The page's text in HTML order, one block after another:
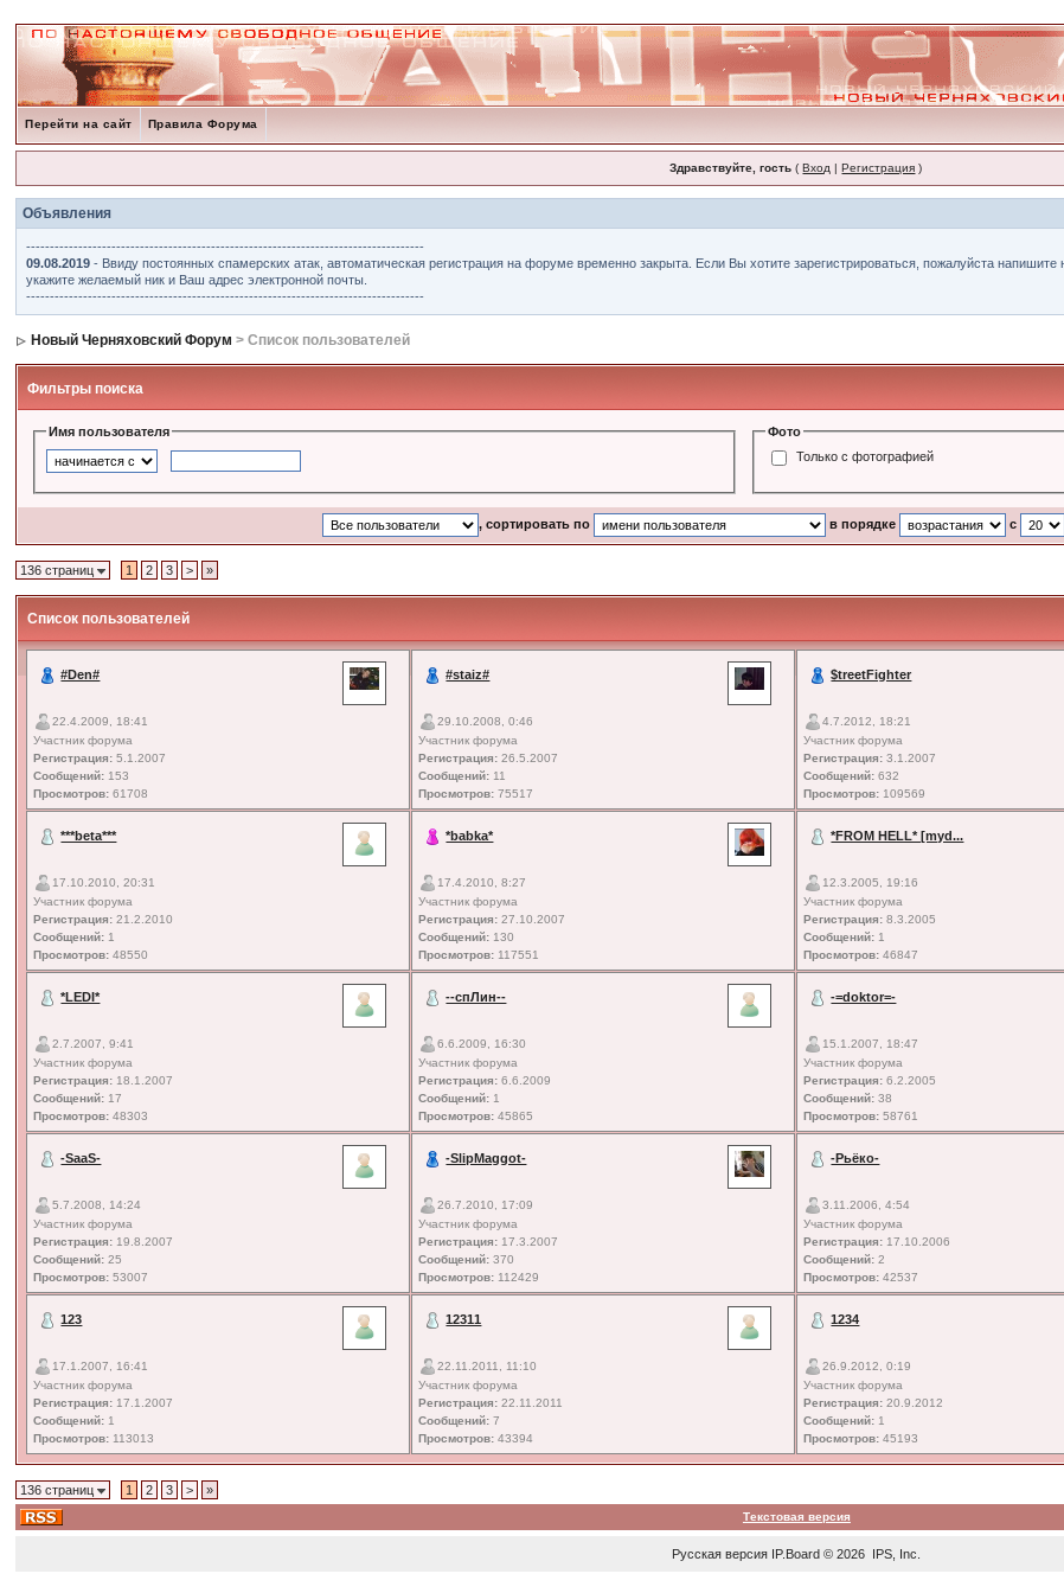
Перейти на сайт Правила Форума
Здравствуйте, гость (Вход |Регистрация )
Объявления
------------------------------------------------------------------------------------
09.08.2019 - Ввиду постоянных спамерских атак, автоматическая регистрация на форуме временно закрыта. Если Вы хотите зарегистрироваться, пожалуйста
укажите желаемый ник и Ваш адрес электронной почты.
------------------------------------------------------------------------------------
Новый Черняховский Форум > Список пользователей
Фильтры поиска
Имя пользователя
Фото
Только с фотографией
, сортировать по в порядке с
136 страниц 1 2 3 > »
Список пользователей
#Den#
22.4.2009, 18:41
Участник форума
Регистрация: 5.1.2007
Сообщений: 153
Просмотров: 61708
#staiz#
29.10.2008, 0:46
Участник форума
Регистрация: 26.5.2007
Сообщений: 11
Просмотров: 75517
$treetFighter
4.7.2012, 18:21
Участник форума
Регистрация: 3.1.2007
Сообщений: 632
Просмотров: 109569
***beta***
17.10.2010, 20:31
Участник форума
Регистрация: 21.2.2010
Сообщений: 1
Просмотров: 48550
*babka*
17.4.2010, 8:27
Участник форума
Регистрация: 27.10.2007
Сообщений: 130
Просмотров: 117551
*FROM HELL* [myd...
12.3.2005, 19:16
Участник форума
Регистрация: 8.3.2005
Сообщений: 1
Просмотров: 46847
*LEDI*
2.7.2007, 9:41
Участник форума
Регистрация: 18.1.2007
Сообщений: 17
Просмотров: 48303
--спЛин--
6.6.2009, 16:30
Участник форума
Регистрация: 6.6.2009
Сообщений: 1
Просмотров: 45865
-=doktor=-
15.1.2007, 18:47
Участник форума
Регистрация: 6.2.2005
Сообщений: 38
Просмотров: 58761
-SaaS-
5.7.2008, 14:24
Участник форума
Регистрация: 19.8.2007
Сообщений: 25
Просмотров: 53007
-SlipMaggot-
26.7.2010, 17:09
Участник форума
Регистрация: 17.3.2007
Сообщений: 370
Просмотров: 112429
-Рьёко-
3.11.2006, 4:54
Участник форума
Регистрация: 17.10.2006
Сообщений: 2
Просмотров: 42537
123
17.1.2007, 16:41
Участник форума
Регистрация: 17.1.2007
Сообщений: 1
Просмотров: 113013
12311
22.11.2011, 11:10
Участник форума
Регистрация: 22.11.2011
Сообщений: 7
Просмотров: 43394
1234
26.9.2012, 0:19
Участник форума
Регистрация: 20.9.2012
Сообщений: 1
Просмотров: 45193
136 страниц 1 2 3 > »
Текстовая версия
Русская версия IP.Board© 2026 IPS, Inc